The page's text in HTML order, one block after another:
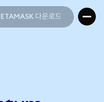
다운로드